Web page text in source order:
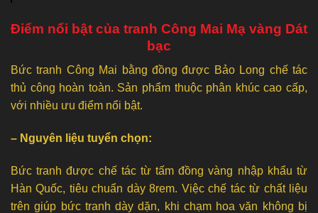
Điểm nổi bật của tranh Công Mai Mạ vàng Dát
bạc
Bức tranh Công Mai bằng đồng được Bảo Long chế tác
thủ công hoàn toàn. Sản phẩm thuộc phân khúc cao cấp,
với nhiều ưu điểm nổi bật.
– Nguyên liệu tuyển chọn:
Bức tranh được chế tác từ tấm đồng vàng nhập khẩu từ
Hàn Quốc, tiêu chuẩn dày 8rem. Việc chế tác từ chất liệu
trên giúp bức tranh dày dặn, khi chạm hoa văn không bị